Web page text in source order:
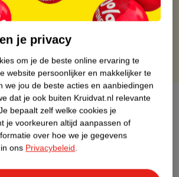
binnen 30 dagen
je Kruidvat kaart
je privacy
om je de beste online ervaring te
website persoonlijker en makkelijker te
we jou de beste acties en aanbiedingen
dat je ook buiten Kruidvat.nl relevante
bepaalt zelf welke cookies je
je voorkeuren altijd aanpassen of
over hoe we je gegevens
ons Privacybeleid.